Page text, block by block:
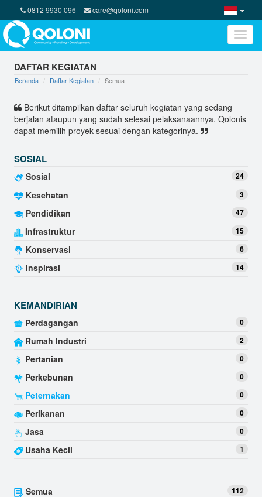
0812 9930 096 care@qoloni.com
Toggle
DAFTAR KEGIATAN
Beranda Daftar Kegiatan Semua
Berikut ditampilkan daftar seluruh kegiatan yang sedang
berjalan ataupun yang sudah selesai pelaksanaannya. Qolonis
dapat memilih proyek sesuai dengan kategorinya.
SOSIAL
Sosial 24
Kesehatan 3
Pendidikan 47
Infrastruktur 15
Konservasi 6
Inspirasi 14
KEMANDIRIAN
Perdagangan 0
Rumah Industri 2
Pertanian 0
Perkebunan 0
Peternakan 0
Perikanan 0
Jasa 0
Usaha Kecil 1
Semua 112